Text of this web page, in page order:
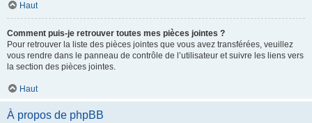
Haut
Comment puis-je retrouver toutes mes pièces jointes ?
Pour retrouver la liste des pièces jointes que vous avez transférées, veuillez
vous rendre dans le panneau de contrôle de l’utilisateur et suivre les liens vers
la section des pièces jointes.
Haut
À propos de phpBB